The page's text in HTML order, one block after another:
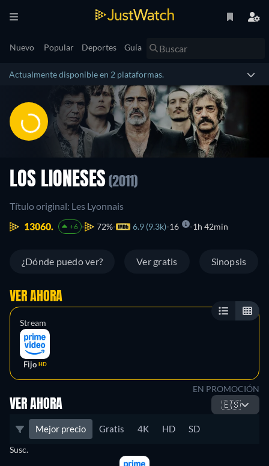
Nuevo Popular Deportes Guía
Actualmente disponible en 2 plataformas.
LOS LIONESES (2011)
Título original: Les Lyonnais
13060.
+6 72% 6.9 (9.3k) 16 1h 42min
¿Dónde puedo ver? Ver gratis Sinopsis
VER AHORA
Stream
Fijo HD
EN PROMOCIÓN
VER AHORA 🇪🇸
Mejor precio Gratis 4K HD SD
Susc.